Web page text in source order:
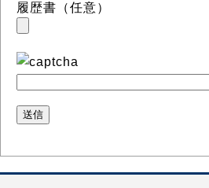
履歴書（任意）